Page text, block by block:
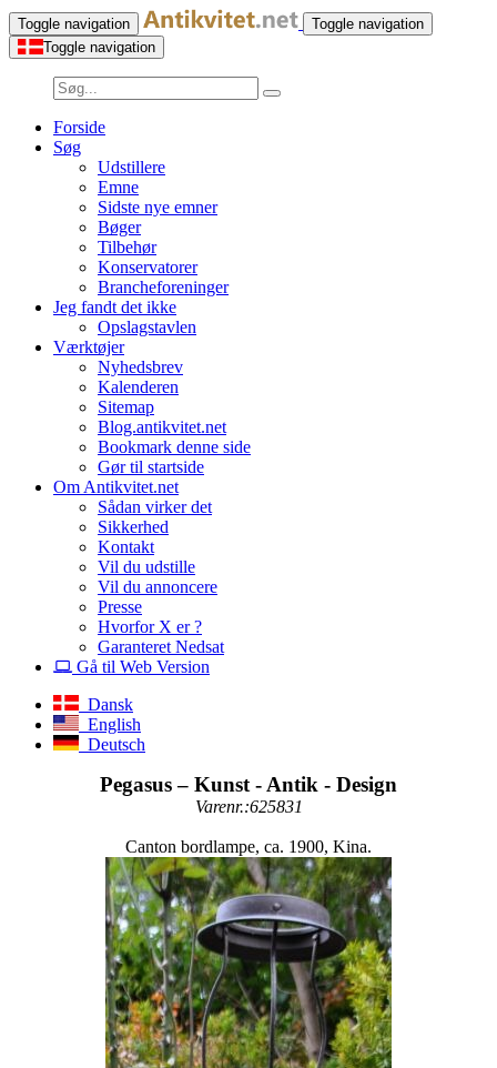
Toggle navigation
Toggle navigation
Toggle navigation
Forside
Søg
Udstillere
Emne
Sidste nye emner
Bøger
Tilbehør
Konservatorer
Brancheforeninger
Jeg fandt det ikke
Opslagstavlen
Værktøjer
Nyhedsbrev
Kalenderen
Sitemap
Blog.antikvitet.net
Bookmark denne side
Gør til startside
Om Antikvitet.net
Sådan virker det
Sikkerhed
Kontakt
Vil du udstille
Vil du annoncere
Presse
Hvorfor X er ?
Garanteret Nedsat
Gå til Web Version
Dansk
English
Deutsch
Pegasus – Kunst - Antik - Design
Varenr.:625831
Canton bordlampe, ca. 1900, Kina.